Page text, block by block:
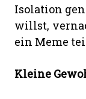
Isolation
willst,
ein Meme
Kleine